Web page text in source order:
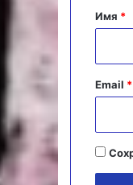
а
й
Имя *
Email *